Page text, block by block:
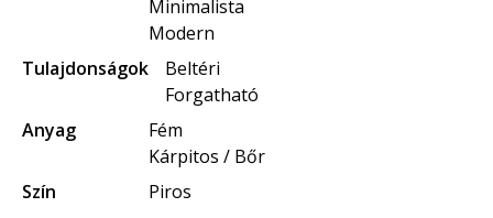
Minimalista
Modern
Tulajdonságok
Beltéri
Forgatható
Anyag
Fém
Kárpitos / Bőr
Szín
Piros